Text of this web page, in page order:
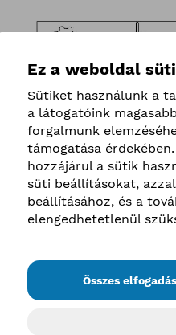
Ez a weboldal
Sütiket használunk a
a látogatóink
forgalmunk
támogatása érdekében.
hozzájárul a sütik
süti beállításokat,
beállításához, és a
elengedhetetlenül
Összes elfogadás